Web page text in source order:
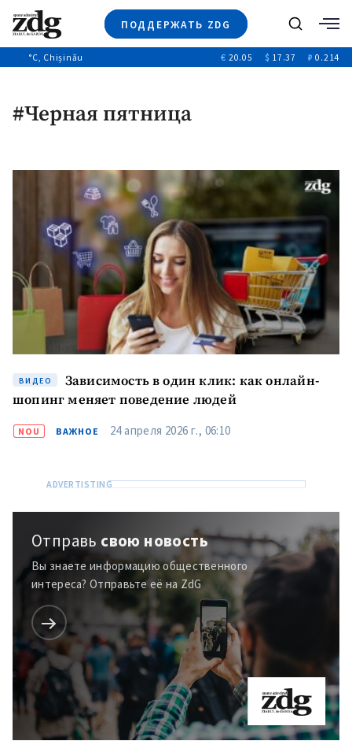
ПОДДЕРЖАТЬ ZDG
Новости
Видео
Поиск
°C, Chișinău € 20.05 $ 17.37 ₽ 0.214
#Черная пятница
ВИДЕО
Зависимость в один клик: как онлайн-
шопинг меняет поведение людей
NOU ВАЖНОЕ 24 апреля 2026 г., 06:10
Отправь свою новость
Вы знаете информацию общественного
интереса? Отправьте её на ZdG